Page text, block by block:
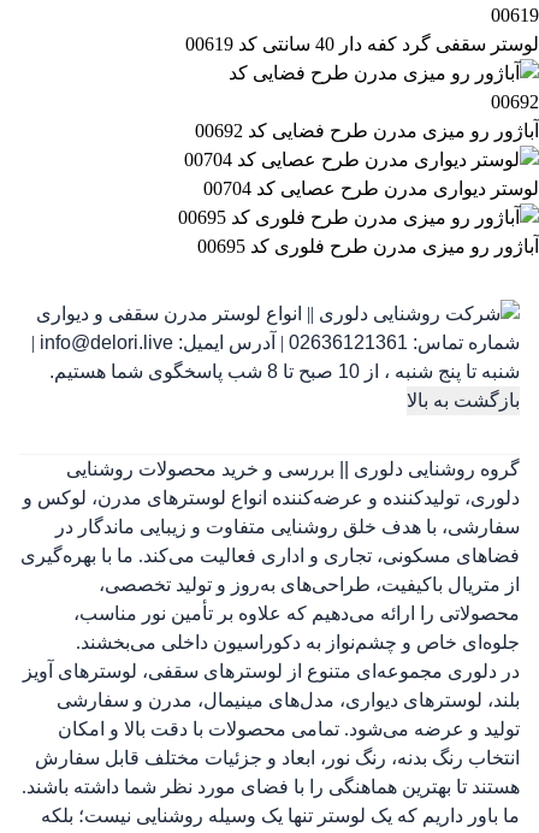
لوستر سقفی گرد کفه دار 40 سانتی کد 00619
آباژور رو میزی مدرن طرح فضایی کد 00692
لوستر دیواری مدرن طرح عصایی کد 00704
آباژور رو میزی مدرن طرح فلوری کد 00695
شماره تماس: 02636121361
| آدرس ایمیل: info@delori.live
|
شنبه تا پنج شنبه ، از 10 صبح تا 8 شب پاسخگوی شما هستیم.
بازگشت به بالا
گروه روشنایی دلوری || بررسی و خرید محصولات روشنایی
دلوری، تولیدکننده و عرضه‌کننده انواع لوسترهای مدرن، لوکس و
سفارشی، با هدف خلق روشنایی متفاوت و زیبایی ماندگار در
فضاهای مسکونی، تجاری و اداری فعالیت می‌کند. ما با بهره‌گیری
از متریال باکیفیت، طراحی‌های به‌روز و تولید تخصصی،
محصولاتی را ارائه می‌دهیم که علاوه بر تأمین نور مناسب،
جلوه‌ای خاص و چشم‌نواز به دکوراسیون داخلی می‌بخشند.
در دلوری مجموعه‌ای متنوع از لوسترهای سقفی، لوسترهای آویز
بلند، لوسترهای دیواری، مدل‌های مینیمال، مدرن و سفارشی
تولید و عرضه می‌شود. تمامی محصولات با دقت بالا و امکان
انتخاب رنگ بدنه، رنگ نور، ابعاد و جزئیات مختلف قابل سفارش
هستند تا بهترین هماهنگی را با فضای مورد نظر شما داشته باشند.
ما باور داریم که یک لوستر تنها یک وسیله روشنایی نیست؛ بلکه